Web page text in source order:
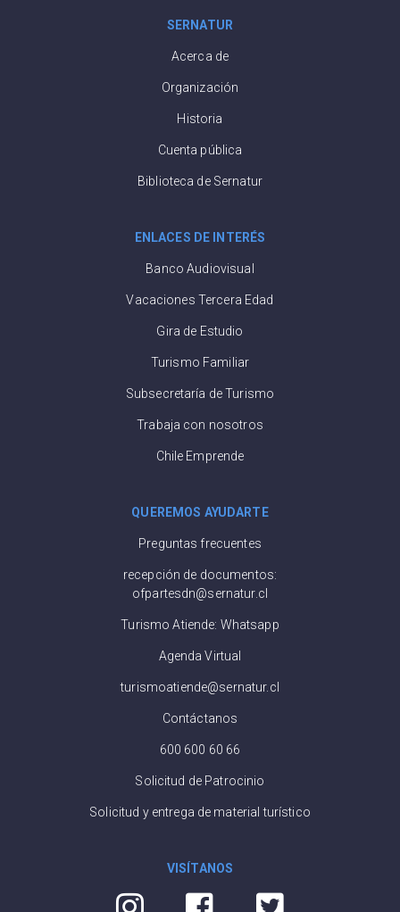
SERNATUR
Acerca de
Organización
Historia
Cuenta pública
Biblioteca de Sernatur
ENLACES DE INTERÉS
Banco Audiovisual
Vacaciones Tercera Edad
Gira de Estudio
Turismo Familiar
Subsecretaría de Turismo
Trabaja con nosotros
Chile Emprende
QUEREMOS AYUDARTE
Preguntas frecuentes
recepción de documentos:
ofpartesdn@sernatur.cl
Turismo Atiende: Whatsapp
Agenda Virtual
turismoatiende@sernatur.cl
Contáctanos
600 600 60 66
Solicitud de Patrocinio
Solicitud y entrega de material turístico
VISÍTANOS